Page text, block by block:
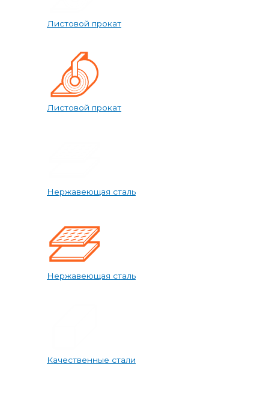
Листовой прокат
Листовой прокат
Нержавеющая сталь
Нержавеющая сталь
Качественные стали